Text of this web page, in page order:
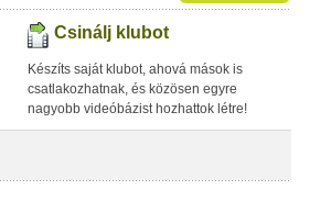
Csinálj klubot
Készíts saját klubot, ahová mások is
csatlakozhatnak, és közösen egyre
nagyobb videóbázist hozhattok létre!